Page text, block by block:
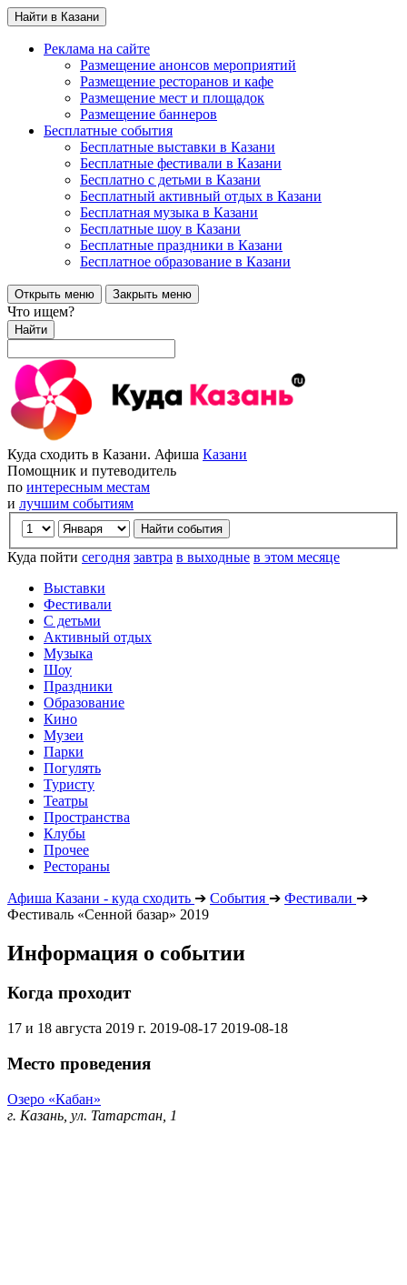
Найти в Казани
Реклама на сайте
Размещение анонсов мероприятий
Размещение ресторанов и кафе
Размещение мест и площадок
Размещение баннеров
Бесплатные события
Бесплатные выставки в Казани
Бесплатные фестивали в Казани
Бесплатно с детьми в Казани
Бесплатный активный отдых в Казани
Бесплатная музыка в Казани
Бесплатные шоу в Казани
Бесплатные праздники в Казани
Бесплатное образование в Казани
Открыть меню Закрыть меню
Что ищем?
Найти
Куда сходить в Казани. Афиша Казани
Помощник и путеводитель
по интересным местам
и лучшим событиям
Куда пойти сегодня завтра в выходные в этом месяце
Выставки
Фестивали
С детьми
Активный отдых
Музыка
Шоу
Праздники
Образование
Кино
Музеи
Парки
Погулять
Туристу
Театры
Пространства
Клубы
Прочее
Рестораны
Афиша Казани - куда сходить ➔ События ➔ Фестивали ➔
Фестиваль «Сенной базар» 2019
Информация о событии
Когда проходит
17 и 18 августа 2019 г. 2019-08-17 2019-08-18
Место проведения
Озеро «Кабан»
г. Казань, ул. Татарстан, 1